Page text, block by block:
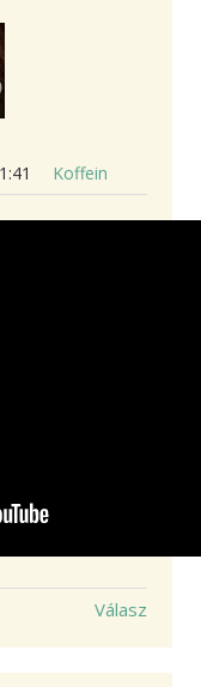
Koffein
Válasz